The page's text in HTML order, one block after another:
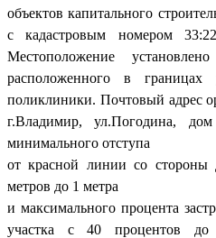
объектов капитального
с кадастровым номером
Местоположение
расположенного в границах
поликлиники. Почтовый адрес
г.Владимир, ул.Погодина,
минимального отступа
от красной линии со стороны
метров до 1 метра
и максимального процента
участка с 40 процентов до